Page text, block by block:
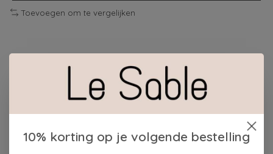
Toevoegen om te vergelijken
Beschrijving Reviews (0)
absorberende garens
10% korting op je volgende bestelling